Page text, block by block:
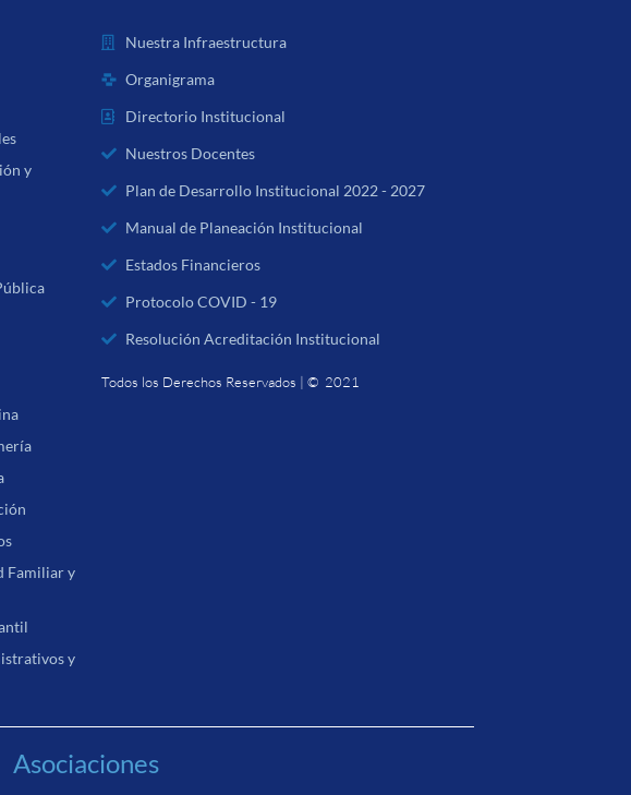
y
Familiar y
y
Nuestra Infraestructura
Organigrama
Directorio Institucional
Nuestros Docentes
Plan de Desarrollo Institucional 2022 - 2027
Manual de Planeación Institucional
Estados Financieros
Protocolo COVID - 19
Resolución Acreditación Institucional
Todos los Derechos Reservados | © 2021
Asociaciones